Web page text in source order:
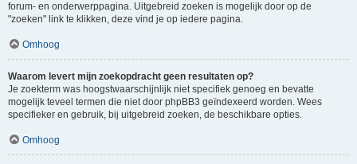
forum- en onderwerppagina. Uitgebreid zoeken is mogelijk door op de
"zoeken" link te klikken, deze vind je op iedere pagina.
Omhoog
Waarom levert mijn zoekopdracht geen resultaten op?
Je zoekterm was hoogstwaarschijnlijk niet specifiek genoeg en bevatte
mogelijk teveel termen die niet door phpBB3 geïndexeerd worden. Wees
specifieker en gebruik, bij uitgebreid zoeken, de beschikbare opties.
Omhoog